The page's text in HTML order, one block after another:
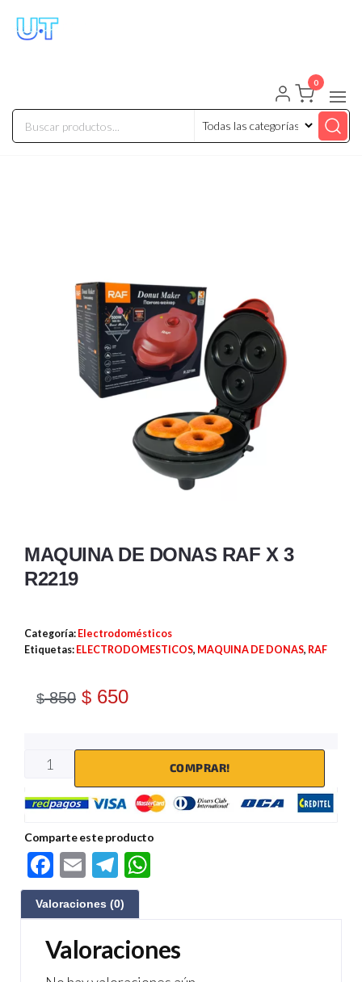
0
MAQUINA DE DONAS RAF X 3
R2219
Categoría: Electrodomésticos
Etiquetas: ELECTRODOMESTICOS, MAQUINA DE DONAS, RAF
$850 $ 650
COMPRAR!
Comparte este producto
F
ac
e
b
o
E
m
ail
Te
le
gr
a
m
s
A
Valoraciones (0)
Valoraciones